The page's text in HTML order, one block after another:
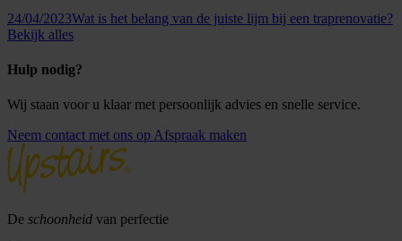
24/04/2023Wat is het belang van de juiste lijm bij een traprenovatie?
Bekijk alles
Hulp nodig?
Wij staan voor u klaar met persoonlijk advies en snelle service.
Neem contact met ons op Afspraak maken
De schoonheid van perfectie